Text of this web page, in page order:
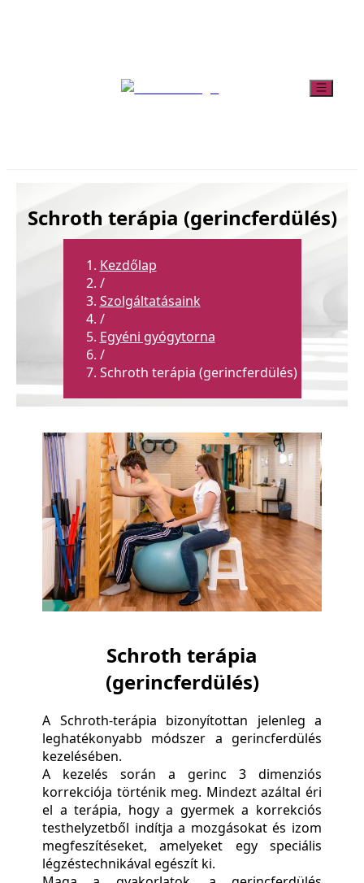
Schroth terápia (gerincferdülés)
Kezdőlap
/
Szolgáltatásaink
/
Egyéni gyógytorna
/
Schroth terápia (gerincferdülés)
Schroth terápia
(gerincferdülés)
A Schroth-terápia bizonyítottan jelenleg a
leghatékonyabb módszer a gerincferdülés
kezelésében.
A kezelés során a gerinc 3 dimenziós
korrekciója történik meg. Mindezt azáltal éri
el a terápia, hogy a gyermek a korrekciós
testhelyzetből indítja a mozgásokat és izom
megfeszítéseket, amelyeket egy speciális
légzéstechnikával egészít ki.